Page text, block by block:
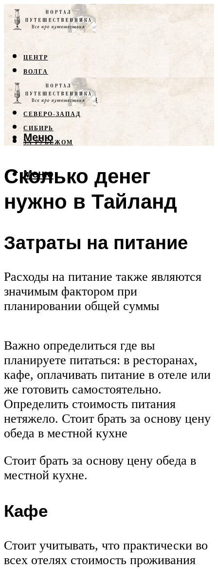
ЦЕНТР
ВОЛГА
КРЫМ
СЕВЕРНЫЙ КАВКАЗ
СЕВЕРО-ЗАПАД
СИБИРЬ
ЗА РУБЕЖОМ
Меню
Меню
Сколько денег
нужно в Тайланд
Затраты на питание
Расходы на питание также являются
значимым фактором при
планировании общей суммы
Важно определиться где вы
планируете питаться: в ресторанах,
кафе, оплачивать питание в отеле или
же готовить самостоятельно.
Определить стоимость питания
нетяжело. Стоит брать за основу цену
обеда в местной кухне
Стоит брать за основу цену обеда в
местной кухне.
Кафе
Стоит учитывать, что практически во
всех отелях стоимость проживания